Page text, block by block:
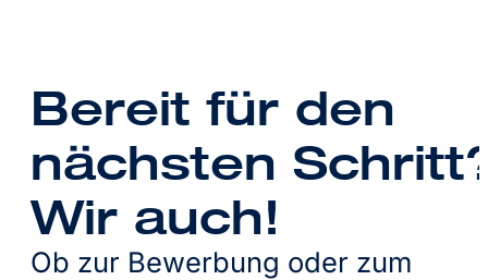
Bereit für den
nächsten
Wir auch!
Ob zur Bewerbung oder zum